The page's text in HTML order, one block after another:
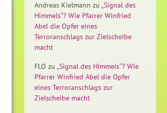
Andreas Kielmann zu „Signal des
Himmels“? Wie Pfarrer Winfried
Abel die Opfer eines
Terroranschlags zur Zielscheibe
macht
FLO zu „Signal des Himmels“? Wie
Pfarrer Winfried Abel die Opfer
eines Terroranschlags zur
Zielscheibe macht